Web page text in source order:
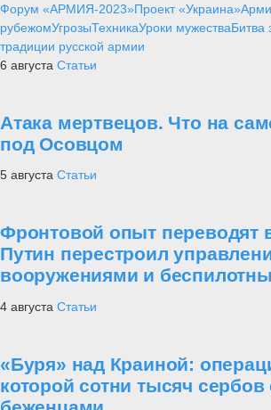
Форум «АРМИЯ-2023»Проект «Украина»
рубежомУгрозыТехникаУроки мужестваБитва
традиции русской армии
6 августа Статьи
Атака мертвецов. Что на
под Осовцом
5 августа Статьи
Фронтовой опыт переводят
Путин перестроил
вооружениями и
4 августа Статьи
«Буря» над Краиной:
которой сотни тысяч сербов